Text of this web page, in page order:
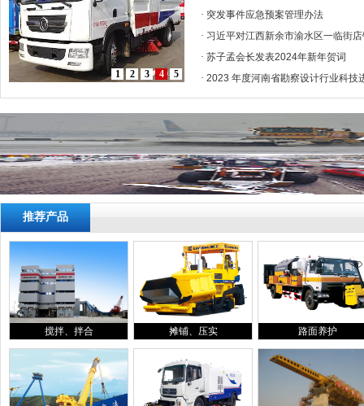
1 2 3 4 5
· 突发事件应急预案管理办法
· 习近平对江西新余市渝水区一临街
· 苏子孟会长发表2024年新年贺词
· 2023 年度河南省勘察设计行业科技
推荐产品
搅拌、拌合 摊铺、压实 路面养护